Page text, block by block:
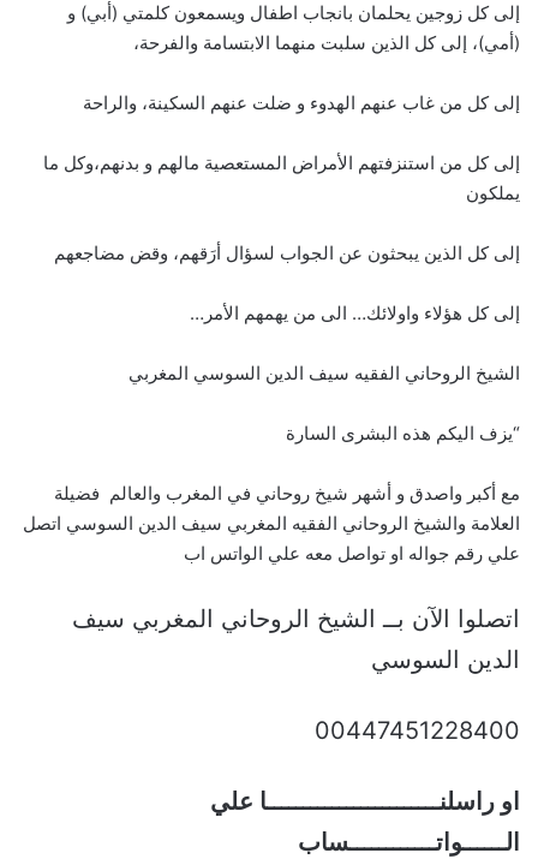
إلى كل زوجين يحلمان بانجاب اطفال ويسمعون كلمتي (أبي) و
(أمي)، إلى كل الذين سلبت منهما الابتسامة والفرحة،
إلى كل من غاب عنهم الهدوء و ضلت عنهم السكينة، والراحة
إلى كل من استنزفتهم الأمراض المستعصية مالهم و بدنهم،وكل ما
يملكون
إلى كل الذين يبحثون عن الجواب لسؤال أرَقهم، وقض مضاجعهم
إلى كل هؤلاء واولائك… الى من يهمهم الأمر…
الشيخ الروحاني الفقيه سيف الدين السوسي المغربي
“يزف اليكم هذه البشرى السارة
مع أكبر واصدق و أشهر شيخ روحاني في المغرب والعالم فضيلة
العلامة والشيخ الروحاني الفقيه المغربي سيف الدين السوسي اتصل
علي رقم جواله او تواصل معه علي الواتس اب
اتصلوا الآن بــ الشيخ الروحاني المغربي سيف
الدين السوسي
00447451228400
او راسلنــــــــــــــــــــــــا علي
الــــــواتــــــــــــساب